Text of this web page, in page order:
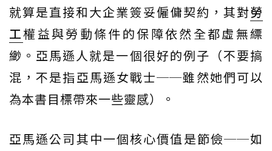
就算是直接和大企業簽妥僱傭契約，其對勞
工權益與勞動條件的保障依然全都虛無縹
緲。亞馬遜人就是一個很好的例子（不要搞
混，不是指亞馬遜女戰士──雖然她們可以
為本書目標帶來一些靈感）。
亞馬遜公司其中一個核心價值是節儉──如